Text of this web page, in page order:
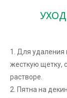
1. Для удаления
жесткую щетку,
растворе.
2. Пятна на